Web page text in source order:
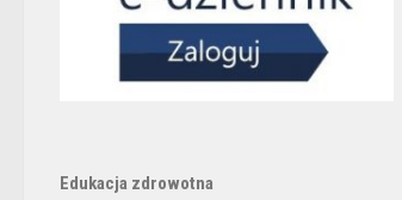
Edukacja zdrowotna